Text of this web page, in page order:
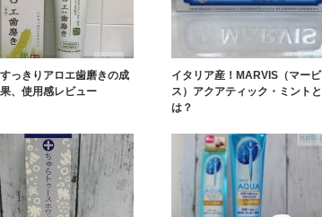
っきりアロエ歯磨きの成
、使用感レビュー
イタリア産！MARVIS（マービ
ス）アクアティック・ミントと
は？